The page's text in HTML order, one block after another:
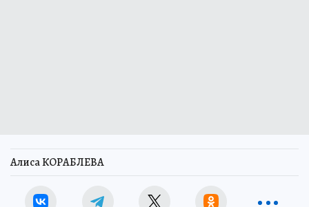
Алиса КОРАБЛЕВА